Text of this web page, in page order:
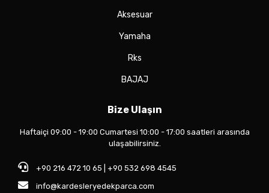
Aksesuar
Yamaha
Rks
BAJAJ
Bize Ulaşın
Haftaiçi 09:00 - 19:00 Cumartesi 10:00 - 17:00 saatleri arasında
ulaşabilirsiniz.
+90 216 472 10 65 | +90 532 698 4545
info@kardesleryedekparca.com